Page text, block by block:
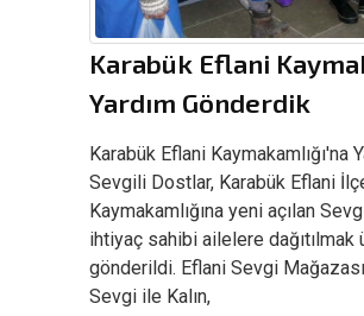
Karabük Eflani
Yardım Gönderdik
Karabük Eflani Kaymakamlığı'na
Sevgili Dostlar, Karabük Eflani
Kaymakamlığına yeni açılan
ihtiyaç sahibi ailelere
gönderildi. Eflani Sevgi
Sevgi ile Kalın,